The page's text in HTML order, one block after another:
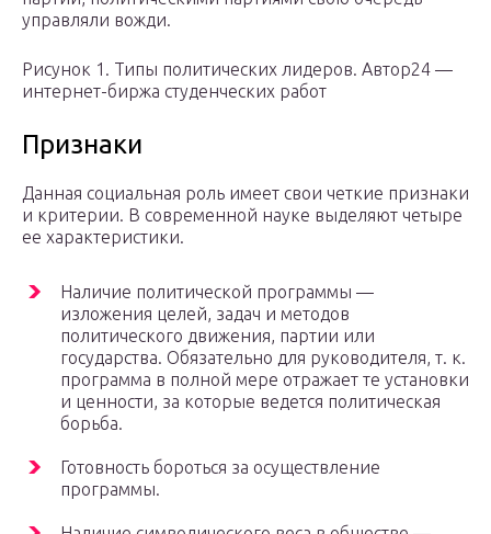
управляли вожди.
Рисунок 1. Типы политических лидеров. Автор24 —
интернет-биржа студенческих работ
Признаки
Данная социальная роль имеет свои четкие признаки
и критерии. В современной науке выделяют четыре
ее характеристики.
Наличие политической программы —
изложения целей, задач и методов
политического движения, партии или
государства. Обязательно для руководителя, т. к.
программа в полной мере отражает те установки
и ценности, за которые ведется политическая
борьба.
Готовность бороться за осуществление
программы.